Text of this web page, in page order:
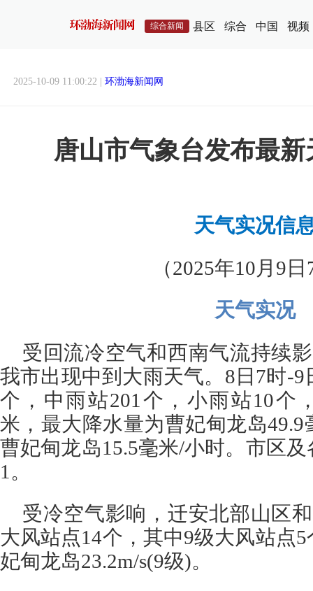
综合新闻 县区 综合 中国 视频
2025-10-09 11:00:22 | 环渤海新闻网
唐山市气象台发布最
天气实况信
（2025年10月9
天气实况
受回流冷空气和西南气流持续
我市出现中到大雨天气。8日7时-9
个，中雨站201个，小雨站10个
米，最大降水量为曹妃甸龙岛
曹妃甸龙岛15.5毫米/小时。市区
1。
受冷空气影响，迁安北部山区
大风站点14个，其中9级大风站点
妃甸龙岛23.2m/s(9级)。